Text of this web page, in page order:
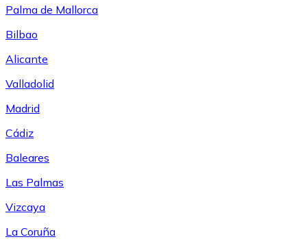
Palma de Mallorca
Bilbao
Alicante
Valladolid
Madrid
Cádiz
Baleares
Las Palmas
Vizcaya
La Coruña